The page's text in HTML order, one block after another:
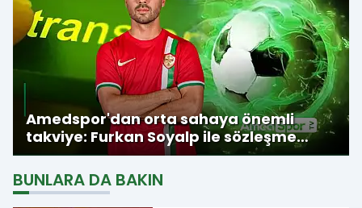
Amedspor'dan orta sahaya önemli
takviye: Furkan Soyalp ile sözleşme
imzalandı
BUNLARA DA BAKIN